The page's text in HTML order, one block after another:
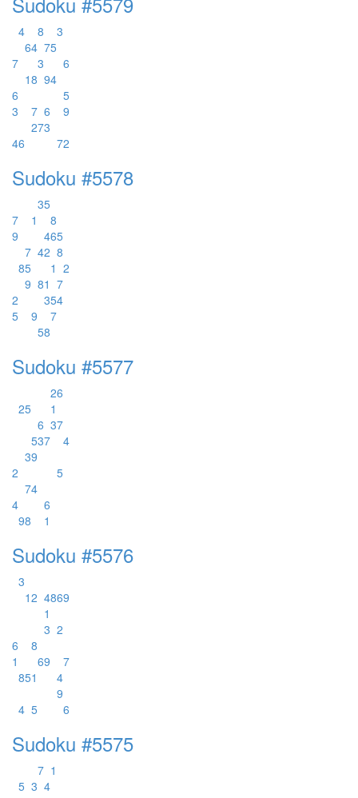
4 8
3
64 75
7
3
6
18 94
6
5
3
7 6
9
273
46 72
Sudoku #5578
35
7
1
8
9
465
7 42 8
85 1 2
9 81 7
2
354
5
9
7
58
Sudoku #5577
26
25
1
6 37
537
4
39
2
5
74
4
6
98 1
Sudoku #5576
3
12 4869
1
3 2
6
8
1
69
7
851
4
9
4 5 6
Sudoku #5575
7 1
5 3 4